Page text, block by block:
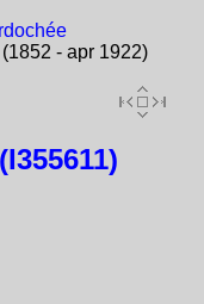
- apr 1922)